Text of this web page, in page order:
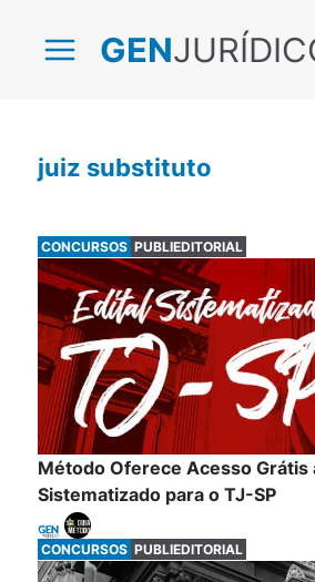
GEN
juiz substituto
CONCURSOS PUBLIEDITORIAL
Método Oferece Acesso Grátis
Sistematizado para o TJ-SP
CONCURSOS PUBLIEDITORIAL